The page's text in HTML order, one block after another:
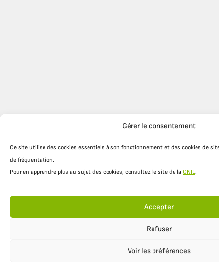
Gérer le consentement
Ce site utilise des cookies essentiels à son fonctionnement et des cookies de
de fréquentation.
Pour en apprendre plus au sujet des cookies, consultez le site de la CNIL.
Accepter
Refuser
Voir les préférences